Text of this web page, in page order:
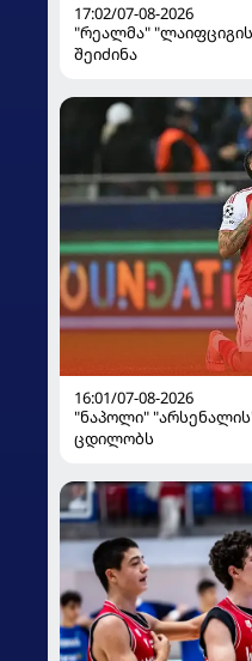
17:02/07-08-2026
"რეალმა"
შეიძინა
16:01/07-08-2026
"ნაპოლი"
ცდილობს